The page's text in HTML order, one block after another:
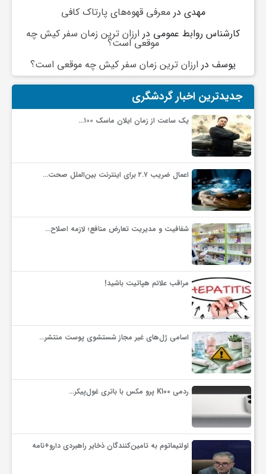
مهدی درمعرفی قهوه‌های پارتاک کافی
کارشناس روابط عمومی در ارزان ترین زمان سفر کیش چه
موقعی است؟
یوسف در ارزان ترین زمان سفر کیش چه موقعی است؟
جدیدترین اخبار گردشگری
یک ساعت از زمان ایلان ماسک ۱۰۰…
اعمال ضریب ۲.۷ برای اینترنت بین‌الملل صحت…
شفافیت و مدیریت تعارض منافع؛ لازمه اصلاح…
مراقب علائم هپاتیت باشید!
اسامی ژل‌های غیر مجاز شستشوی پوست منتشر…
ردمی K100 پرو مکس با باتری غول‌پیکر…
اولتیماتوم به تامین‌کنندگان ذخایر راهبردی دارو+نامه